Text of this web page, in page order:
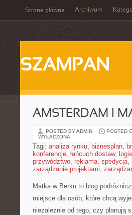
Strona główna Archiwum
SZAMPAN
AMSTERDAM I
POSTED BY ADMIN POSTED
WYŁĄCZONA
Tagi: analiza rynku, biznesplan,
konferencje, łańcuch dostaw,
przywództwo, reklama, spedycja,
zarządzanie projektami,
Matka w Berku to blog
miejsce dla osób, które chcą
niezależnie od tego, czy planują